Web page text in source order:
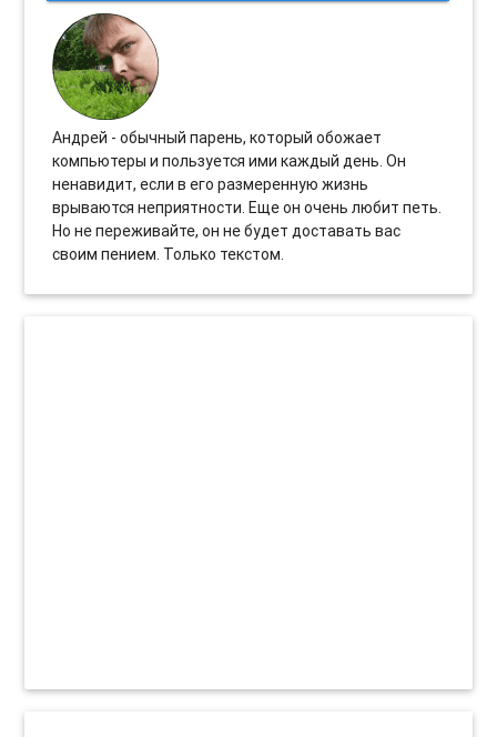
Андрей - обычный парень, который обожает
компьютеры и пользуется ими каждый день. Он
ненавидит, если в его размеренную жизнь
врываются неприятности. Еще он очень любит петь.
Но не переживайте, он не будет доставать вас
своим пением. Только текстом.